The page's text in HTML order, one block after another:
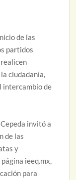
de las
partidos
ciudadanía,
intercambio de
invitó a
de las
y
ieeq.mx,
para